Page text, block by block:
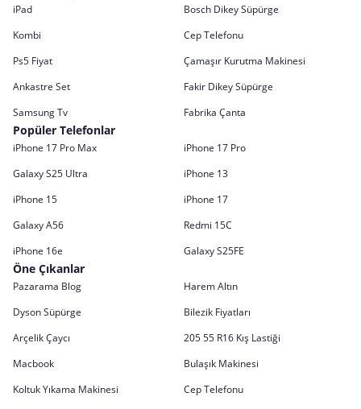
iPad
Bosch Dikey Süpürge
Kombi
Cep Telefonu
Ps5 Fiyat
Çamaşır Kurutma Makinesi
Ankastre Set
Fakir Dikey Süpürge
Samsung Tv
Fabrika Çanta
Popüler Telefonlar
iPhone 17 Pro Max
iPhone 17 Pro
Galaxy S25 Ultra
iPhone 13
iPhone 15
iPhone 17
Galaxy A56
Redmi 15C
iPhone 16e
Galaxy S25FE
Öne Çıkanlar
Pazarama Blog
Harem Altın
Dyson Süpürge
Bilezik Fiyatları
Arçelik Çaycı
205 55 R16 Kış Lastiği
Macbook
Bulaşık Makinesi
Koltuk Yıkama Makinesi
Cep Telefonu